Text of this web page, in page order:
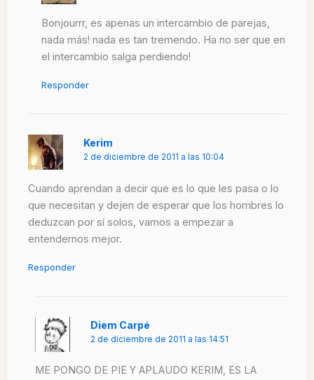
Bonjourrr, es apenas un intercambio de parejas,
nada más! nada es tan tremendo. Ha no ser que en
el intercambio salga perdiendo!
Responder
Kerim
2 de diciembre de 2011 a las 10:04
Cuando aprendan a decir que es lo que les pasa o lo
que necesitan y dejen de esperar que los hombres lo
deduzcan por sí solos, vamos a empezar a
entendernos mejor.
Responder
Diem Carpé
2 de diciembre de 2011 a las 14:51
ME PONGO DE PIE Y APLAUDO KERIM, ES LA